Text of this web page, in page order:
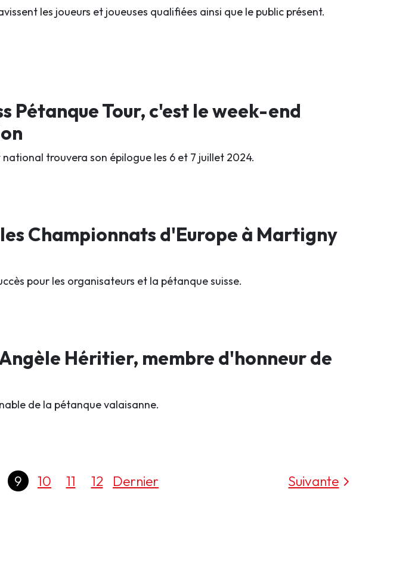
les joueurs et joueuses qualifiées ainsi que le public présent.
Pétanque Tour, c'est le week-end
trouvera son épilogue les 6 et 7 juillet 2024.
Championnats d'Europe à Martigny
pour les organisateurs et la pétanque suisse.
Héritier, membre d'honneur de
de la pétanque valaisanne.
9 10 11 12 Dernier Suivante